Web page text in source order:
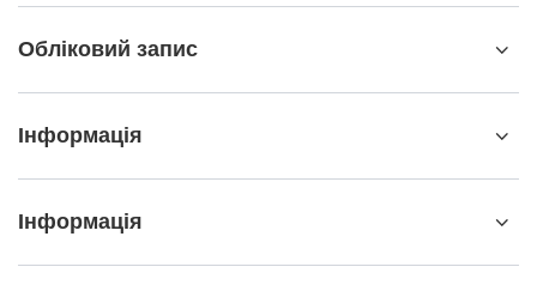
Обліковий запис
Інформація
Інформація